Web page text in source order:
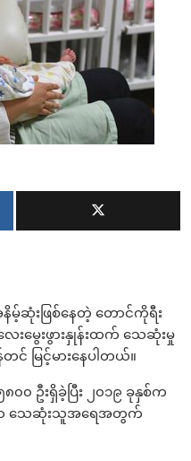
နိမ့်ဆုံးဖြစ်နေတဲ့ တောင်ကိုရီး
းမွေးဖွားနှုန်းထက် သေဆုံးမှု
င် မြင့်မားနေပါတယ်။
၀၀ ဦးရှိခဲ့ပြီး ၂၀၁၉ ခုနှစ်က
ာ သေဆုံးသူအရေအတွက်